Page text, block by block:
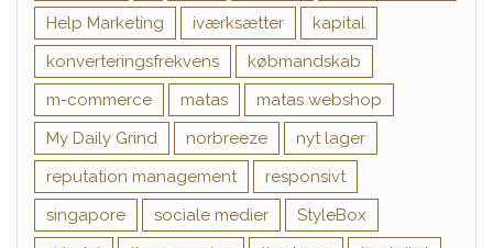
Help Marketing
iværksætter
kapital
konverteringsfrekvens
købmandskab
m-commerce
matas
matas webshop
My Daily Grind
norbreeze
nyt lager
reputation management
responsivt
singapore
sociale medier
StyleBox